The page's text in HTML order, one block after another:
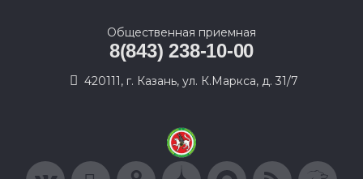
Общественная приемная
8(843) 238-10-00
420111, г. Казань, ул. К.Маркса, д. 31/7